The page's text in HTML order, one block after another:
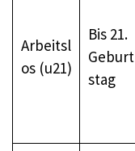
Arbeitsl
os (u21)
Bis 21.
Geburt
stag